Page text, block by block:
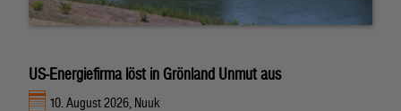
US-Energiefirma löst in Grönland Unmut aus
10. August 2026, Nuuk